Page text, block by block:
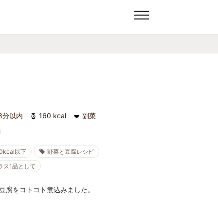
分以内 160 kcal 副菜
以下
野菜と豆腐レシピ
ス1品として
腐をコトコト煮込みました。